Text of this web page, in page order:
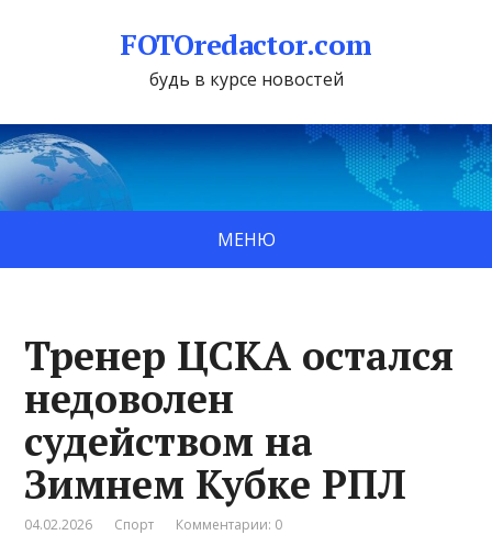
FOTOredactor.com
будь в курсе новостей
МЕНЮ
Тренер ЦСКА остался
недоволен
судейством на
Зимнем Кубке РПЛ
04.02.2026 Спорт Комментарии: 0